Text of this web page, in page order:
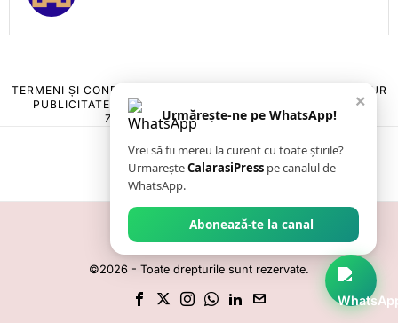
TERMENI ȘI CONDIȚII
POLITICA DE ANULARE & RETUR
PUBLICITATE ONLINE & TIPĂRITĂ
CONTACT
ZIARUL ANUNȚUL CĂLĂRĂȘEAN
©2026 - Toate drepturile sunt rezervate.
×
Urmărește-ne pe WhatsApp!
Vrei să fii mereu la curent cu toate știrile?
UrmareșteCalarasiPress pe canalul de
WhatsApp.
Abonează-te la canal